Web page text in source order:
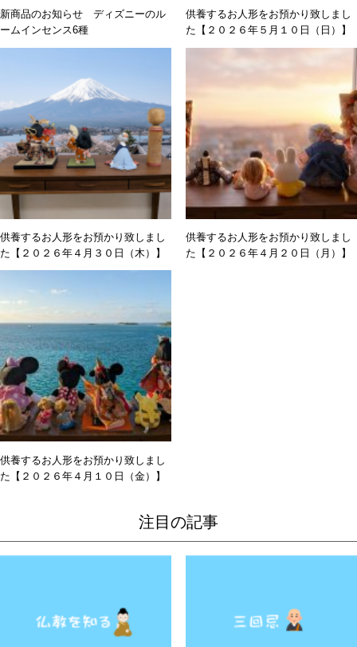
新商品のお知らせ ディズニーのル
ームインセンス6種
供養するお人形をお預かり致しまし
た【２０２６年５月１０日（日）】
供養するお人形をお預かり致しまし
た【２０２６年４月３０日（木）】
供養するお人形をお預かり致しまし
た【２０２６年４月２０日（月）】
供養するお人形をお預かり致しまし
た【２０２６年４月１０日（金）】
注目の記事